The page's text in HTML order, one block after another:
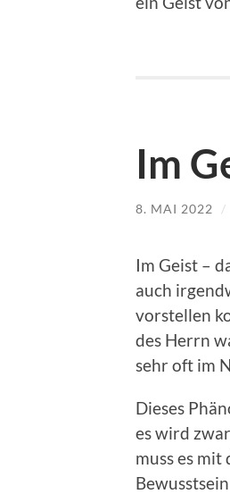
Im
8. MAI 2022 /
Im Geist –
auch
vorstellen
des Herrn
sehr oft im
Dieses
es wird
muss es